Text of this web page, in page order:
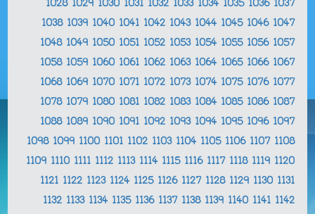
1028 1029 1030 1031 1032 1033 1034 1035 1036 1037
1038 1039 1040 1041 1042 1043 1044 1045 1046 1047
1048 1049 1050 1051 1052 1053 1054 1055 1056 1057
1058 1059 1060 1061 1062 1063 1064 1065 1066 1067
1068 1069 1070 1071 1072 1073 1074 1075 1076 1077
1078 1079 1080 1081 1082 1083 1084 1085 1086 1087
1088 1089 1090 1091 1092 1093 1094 1095 1096 1097
1098 1099 1100 1101 1102 1103 1104 1105 1106 1107 1108
1109 1110 1111 1112 1113 1114 1115 1116 1117 1118 1119 1120
1121 1122 1123 1124 1125 1126 1127 1128 1129 1130 1131
1132 1133 1134 1135 1136 1137 1138 1139 1140 1141 1142